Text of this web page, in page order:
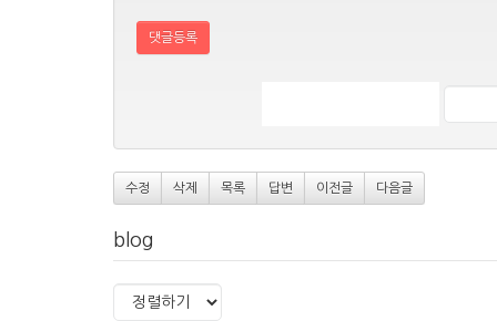
댓글등록
수정 삭제 목록 답변 이전글 다음글
blog